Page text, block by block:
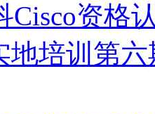
Cisco资格
地培训第